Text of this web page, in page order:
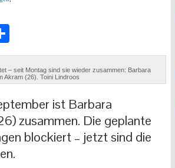
– seit Montag sind sie wieder zusammen: Barbara
Akram (26). Toini Lindroos
ist Barbara
zusammen. Die geplante
blockiert – jetzt sind die